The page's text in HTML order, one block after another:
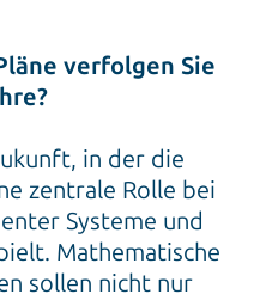
verfolgen Sie
in der die
zentrale Rolle bei
Systeme und
Mathematische
sollen nicht nur